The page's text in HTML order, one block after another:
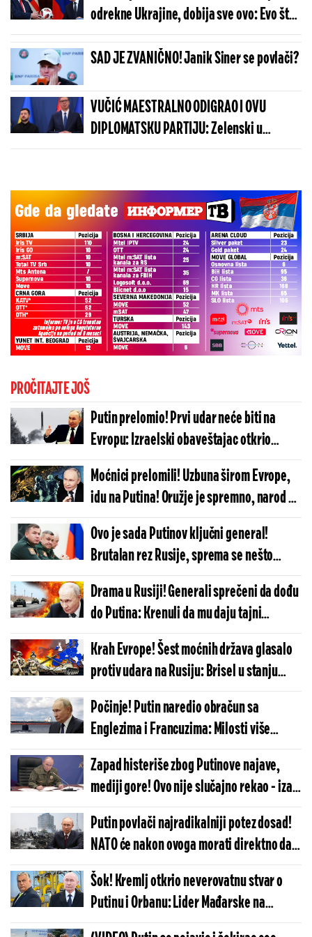
odrekne Ukrajine, dobija sve ovo: Evo šta
su Rusi spremni da predaju
SAD JE ZVANIČNO! Janik Siner se povlači?
VUČIĆ MAESTRALNO ODIGRAO I OVU
DIPLOMATSKU PARTIJU: Zelenski u
Beogradu potvrdio - Kosovo je Srbija
PROČITAJTE JOŠ
Putin prelomio! Prvi udar neće biti na
Evropu: Izraelski obaveštajac otkrio
neočekivanu metu po kojoj će Rusija
raspaliti
Moćnici prelomili! Uzbuna širom Evrope,
idu na Putina! Oružje je spremno, narod u
panici: Završiće se katastrofalno...
Ovo je sada Putinov ključni general!
Brutalan rez Rusije, sprema se nešto
krupno u Ukrajini?
Drama u Rusiji! Generali sprečeni da dođu
do Putina: Krenuli da mu daju tajni
izveštaj, a onda - šok
Krah Evrope! Šest moćnih država glasalo
protiv udara na Rusiju: Brisel u stanju
šoka, Evropska unija više nikada neće biti
ista
Počinje! Putin naredio obračun sa
Englezima i Francuzima: Milosti više
nema, Moskva ide do samog kraja
Zapad histeriše zbog Putinove najave,
mediji gore! Ovo nije slučajno rekao - iza
reči se se krije zloslutna poruka
Putin povlači najradikalniji potez dosad!
NATO će nakon ovoga morati direktno da
napadne Moskvu? Obaveštajac zatresao
planetu
Šok! Kremlj otkrio neverovatnu stvar o
Putinu i Orbanu: Lider Mađarske na
sastanku uradio nešto veoma